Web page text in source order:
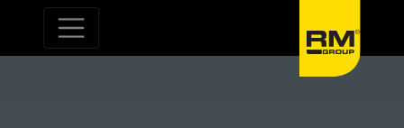
Zum Inhalt springen